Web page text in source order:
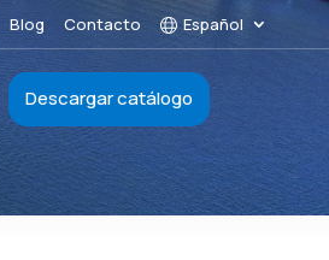
Blog Contacto Español
Descargar catálogo